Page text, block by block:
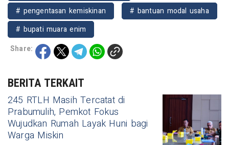
# pengentasan kemiskinan
# bantuan modal usaha
# bupati muara enim
Share:
BERITA TERKAIT
245 RTLH Masih Tercatat di
Prabumulih, Pemkot Fokus
Wujudkan Rumah Layak Huni bagi
Warga Miskin